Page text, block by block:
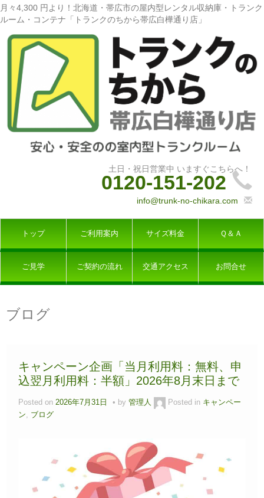
月々4,300 円より！北海道・帯広市の屋内型レンタル収納庫・トランク
ルーム・コンテナ「トランクのちから帯広白樺通り店」
0120-151-202
info@trunk-no-chikara.com
トップ ご利用案内 サイズ料金 Ｑ＆Ａ
ご見学 ご契約の流れ 交通アクセス お問合せ
ブログ
キャンペーン企画「当月利用料：無料、申
込翌月利用料：半額」2026年8月末日まで
Posted on 2026年7月31日 by 管理人 Posted in キャンペー
ン, ブログ